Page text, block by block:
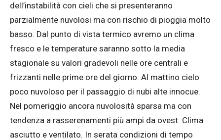
dell’instabilità con cieli che si presenteranno
parzialmente nuvolosi ma con rischio di pioggia molto
basso. Dal punto di vista termico avremo un clima
fresco e le temperature saranno sotto la media
stagionale su valori gradevoli nelle ore centrali e
frizzanti nelle prime ore del giorno. Al mattino cielo
poco nuvoloso per il passaggio di nubi alte innocue.
Nel pomeriggio ancora nuvolosità sparsa ma con
tendenza a rasserenamenti più ampi da ovest. Clima
asciutto e ventilato. In serata condizioni di tempo